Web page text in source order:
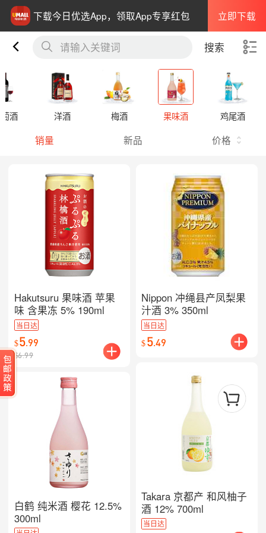
下载今日优选App，领取App专享红包 立即下载
请输入关键词 搜索
酒 洋酒 梅酒 果味酒 鸡尾酒
销量 新品 价格
Hakutsuru 果味酒 苹果
味 含果冻 5% 190ml
当日达
$5.99
$6.99
白鹤 纯米酒 樱花 12.5%
300ml
Nippon 冲绳县产凤梨果
汁酒 3% 350ml
当日达
$5.49
Takara 京都产 和风柚子
酒 12% 700ml
当日达